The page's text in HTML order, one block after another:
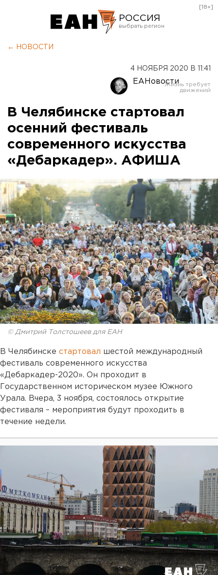
РОССИЯ
Оренбург
[18+]
← НОВОСТИ
4 НОЯБРЯ 2020 В 11:41
ЕАНовости
В Челябинске стартовал
осенний фестиваль
современного искусства
«Дебаркадер». АФИША
© Дмитрий Толстошеев для ЕАН
В Челябинске стартовал шестой международный
фестиваль современного искусства
«Дебаркадер-2020». Он проходит в
Государственном историческом музее Южного
Урала. Вчера, 3 ноября, состоялось открытие
фестиваля – мероприятия будут проходить в
течение недели.